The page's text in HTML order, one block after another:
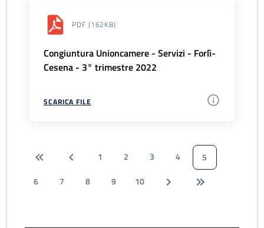
PDF (162KB)
Congiuntura Unioncamere - Servizi - Forlì-
Cesena - 3° trimestre 2022
SCARICA FILE
1 2 3 4
5
6
7 8 9 10